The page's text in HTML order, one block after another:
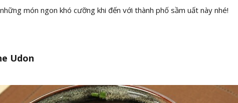
món ngon khó cưỡng khi đến với thành phố sầm uất này nhé!
Udon